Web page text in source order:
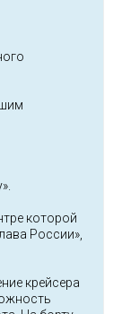
которой
России»,
крейсера